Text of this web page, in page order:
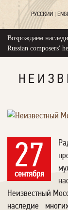
РУССКИЙ
Возрождаем
Russian composers'
27
сентября
Неизвестный
наследие